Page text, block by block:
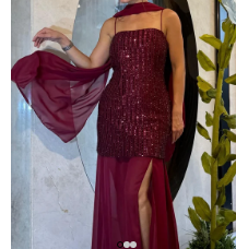
İade Adresimiz: Kemerkaya Mah.
/ Trabzon
Whatsapp Çağrı Merkezi: